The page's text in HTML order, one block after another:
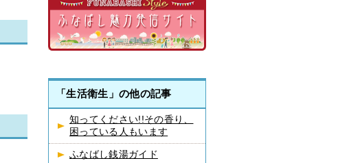
「生活衛生」の他の記事
知ってください!!その香り、
困っている人もいます
ふなばし銭湯ガイド